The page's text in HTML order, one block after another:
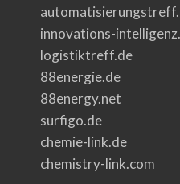
innovations-
logistiktreff.de
88energie.de
88energy.net
surfigo.de
chemie-link.de
chemistry-link.com